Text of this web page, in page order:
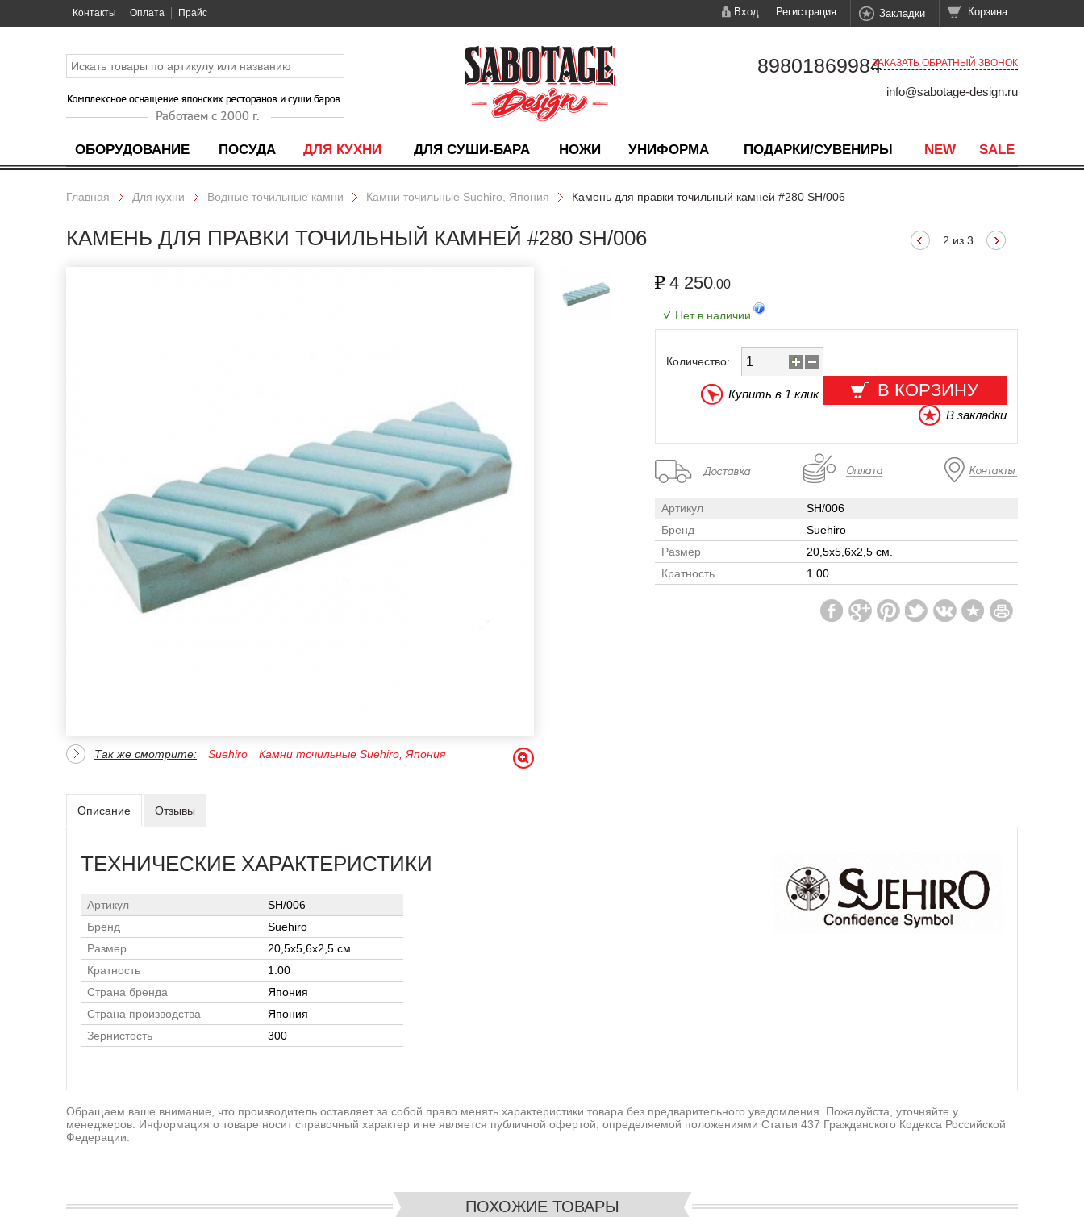
Контакты Оплата Прайс Вход Регистрация Закладки Корзина
ОБОРУДОВАНИЕ ПОСУДА ДЛЯ КУХНИ ДЛЯ СУШИ-БАРА НОЖИ УНИФОРМА ПОДАРКИ/СУВЕНИРЫ NEW SALE
89801869984ЗАКАЗАТЬ ОБРАТНЫЙ ЗВОНОК
info@sabotage-design.ru
Главная Для кухни Водные точильные камни Камни точильные Suehiro, Япония Камень для правки точильный камней #280 SH/006
КАМЕНЬ ДЛЯ ПРАВКИ ТОЧИЛЬНЫЙ КАМНЕЙ #280 SH/006 2 из 3
Так же смотрите: Suehiro Камни точильные Suehiro, Япония
4 250.00
Нет в наличии
Количество:
В КОРЗИНУ
Купить в 1 клик
В закладки
Артикул
SH/006
Бренд
Suehiro
Размер
20,5х5,6х2,5 см.
Кратность
1.00
Описание Отзывы
ТЕХНИЧЕСКИЕ ХАРАКТЕРИСТИКИ
Артикул
SH/006
Бренд
Suehiro
Размер
20,5х5,6х2,5 см.
Кратность
1.00
Страна бренда
Япония
Страна производства
Япония
Зернистость
300
Обращаем ваше внимание, что производитель оставляет за собой право менять характеристики товара без предварительного уведомления. Пожалуйста, уточняйте у
менеджеров. Информация о товаре носит справочный характер и не является публичной офертой, определяемой положениями Статьи 437 Гражданского Кодекса Российской
Федерации.
ПОХОЖИЕ ТОВАРЫ